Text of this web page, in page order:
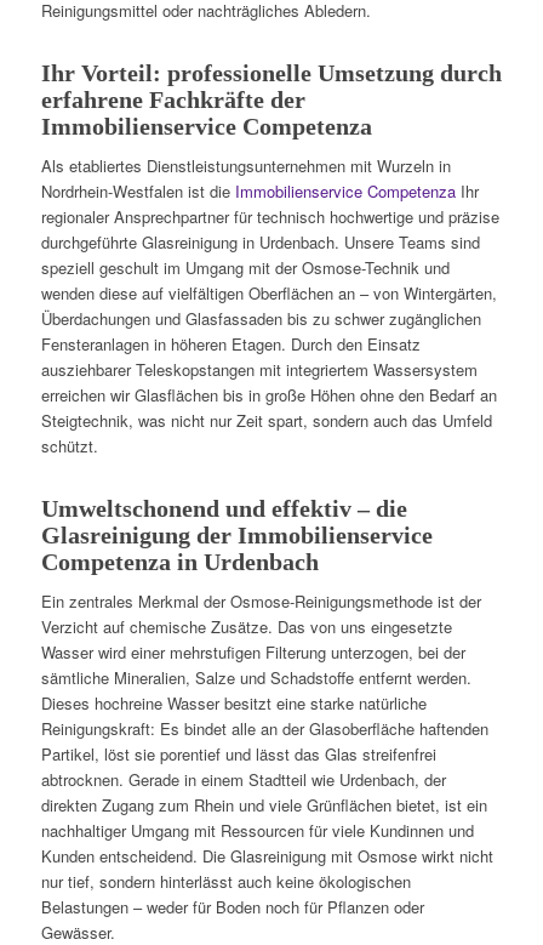
Reinigungsmittel oder nachträgliches Abledern.
Ihr Vorteil: professionelle Umsetzung durch
erfahrene Fachkräfte der
Immobilienservice Competenza
Als etabliertes Dienstleistungsunternehmen mit Wurzeln in
Nordrhein-Westfalen ist die Immobilienservice CompetenzaIhr
regionaler Ansprechpartner für technisch hochwertige und präzise
durchgeführte Glasreinigung in Urdenbach. Unsere Teams sind
speziell geschult im Umgang mit der Osmose-Technik und
wenden diese auf vielfältigen Oberflächen an – von Wintergärten,
Überdachungen und Glasfassaden bis zu schwer zugänglichen
Fensteranlagen in höheren Etagen. Durch den Einsatz
ausziehbarer Teleskopstangen mit integriertem Wassersystem
erreichen wir Glasflächen bis in große Höhen ohne den Bedarf an
Steigtechnik, was nicht nur Zeit spart, sondern auch das Umfeld
schützt.
Umweltschonend und effektiv – die
Glasreinigung der Immobilienservice
Competenza in Urdenbach
Ein zentrales Merkmal der Osmose-Reinigungsmethode ist der
Verzicht auf chemische Zusätze. Das von uns eingesetzte
Wasser wird einer mehrstufigen Filterung unterzogen, bei der
sämtliche Mineralien, Salze und Schadstoffe entfernt werden.
Dieses hochreine Wasser besitzt eine starke natürliche
Reinigungskraft: Es bindet alle an der Glasoberfläche haftenden
Partikel, löst sie porentief und lässt das Glas streifenfrei
abtrocknen. Gerade in einem Stadtteil wie Urdenbach, der
direkten Zugang zum Rhein und viele Grünflächen bietet, ist ein
nachhaltiger Umgang mit Ressourcen für viele Kundinnen und
Kunden entscheidend. Die Glasreinigung mit Osmose wirkt nicht
nur tief, sondern hinterlässt auch keine ökologischen
Belastungen – weder für Boden noch für Pflanzen oder
Gewässer.